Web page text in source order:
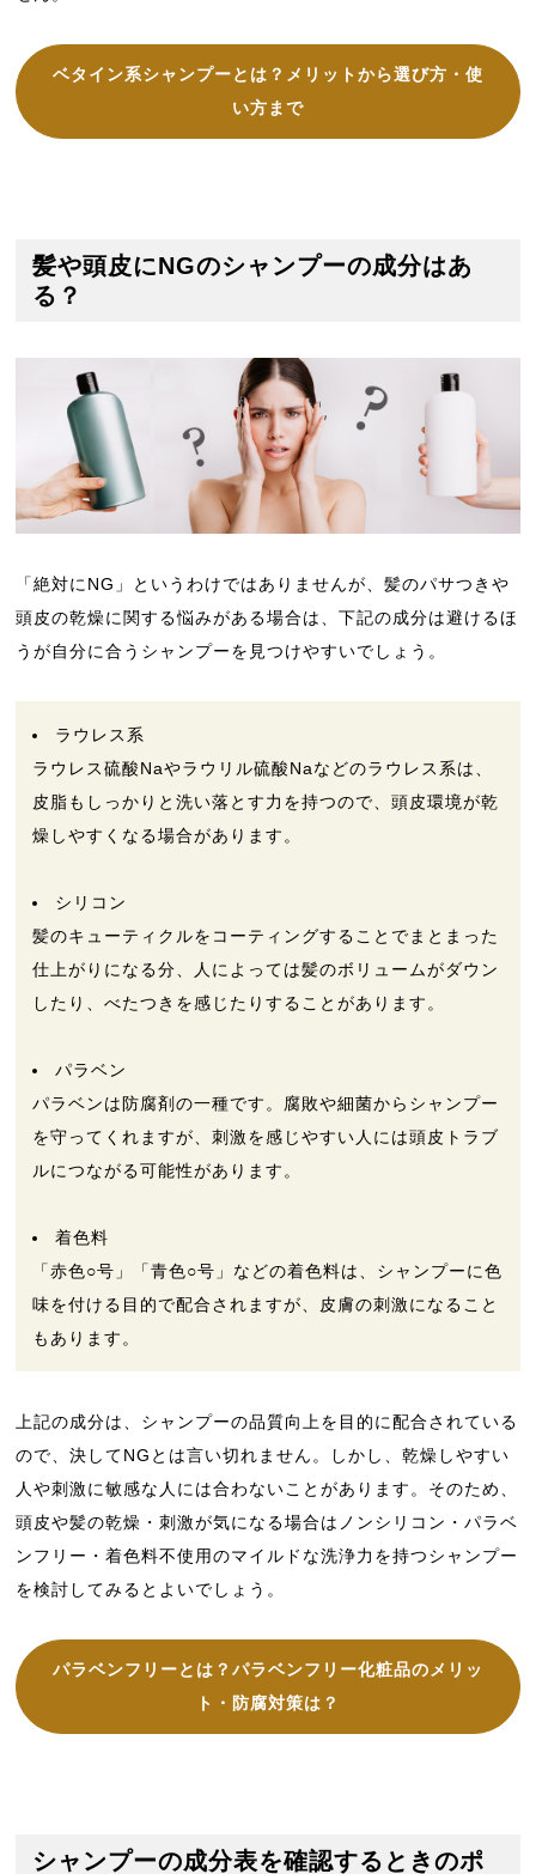
ベタイン系シャンプーとは？メリットから選び方・使
い方まで
髪や頭皮にNGのシャンプーの成分はあ
る？
「絶対にNG」というわけではありませんが、髪のパサつきや
頭皮の乾燥に関する悩みがある場合は、下記の成分は避けるほ
うが自分に合うシャンプーを見つけやすいでしょう。
ラウレス系
ラウレス硫酸Naやラウリル硫酸Naなどのラウレス系は、
皮脂もしっかりと洗い落とす力を持つので、頭皮環境が乾
燥しやすくなる場合があります。
シリコン
髪のキューティクルをコーティングすることでまとまった
仕上がりになる分、人によっては髪のボリュームがダウン
したり、べたつきを感じたりすることがあります。
パラベン
パラベンは防腐剤の一種です。腐敗や細菌からシャンプー
を守ってくれますが、刺激を感じやすい人には頭皮トラブ
ルにつながる可能性があります。
着色料
「赤色○号」「青色○号」などの着色料は、シャンプーに色
味を付ける目的で配合されますが、皮膚の刺激になること
もあります。
上記の成分は、シャンプーの品質向上を目的に配合されている
ので、決してNGとは言い切れません。しかし、乾燥しやすい
人や刺激に敏感な人には合わないことがあります。そのため、
頭皮や髪の乾燥・刺激が気になる場合はノンシリコン・パラベ
ンフリー・着色料不使用のマイルドな洗浄力を持つシャンプー
を検討してみるとよいでしょう。
パラベンフリーとは？パラベンフリー化粧品のメリッ
ト・防腐対策は？
シャンプーの成分表を確認するときのポ